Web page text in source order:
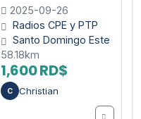
2025-09-26
Radios CPE y PTP
Santo Domingo Este
58.18km
1,600 RD$
C Christian